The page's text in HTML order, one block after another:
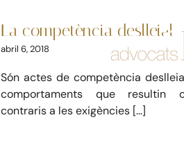
Laboral Mercantil
La competència deslleial
abril 6, 2018
Són actes de competència
comportaments que resultin
contraris a les exigències [...]